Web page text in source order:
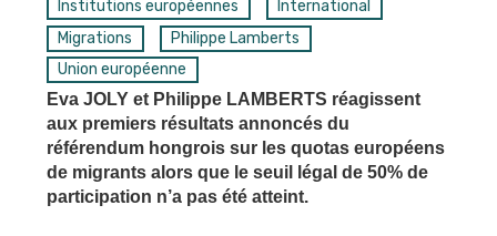
Institutions européennes
International
Migrations
Philippe Lamberts
Union européenne
Eva JOLY et Philippe LAMBERTS réagissent
aux premiers résultats annoncés du
référendum hongrois sur les quotas européens
de migrants alors que le seuil légal de 50% de
participation n’a pas été atteint.